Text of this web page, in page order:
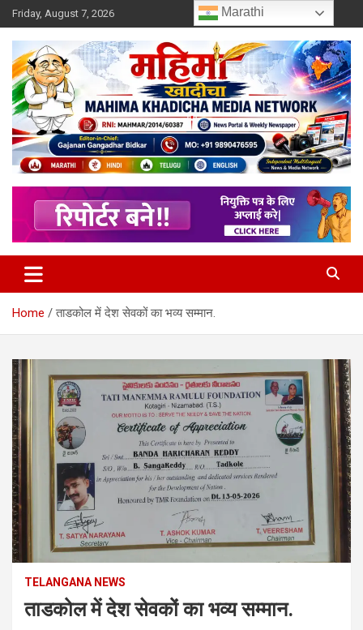
Skip
to
content
Friday, August 7, 2026
Mahimakhadicha
Home ताडकोल में देश सेवकों का भव्य सम्मान.
TELANGANA NEWS
ताडकोल में देश सेवकों का भव्य सम्मान.
Marathi